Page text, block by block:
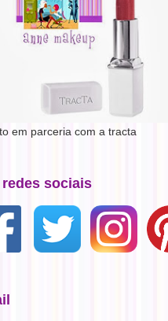
em parceria com a tracta
redes sociais